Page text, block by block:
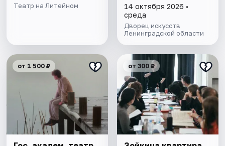
Театр на Литейном
14 октября 2026 •
среда
Дворец искусств
Ленинградской области
от 1 500 ₽ от 300 ₽